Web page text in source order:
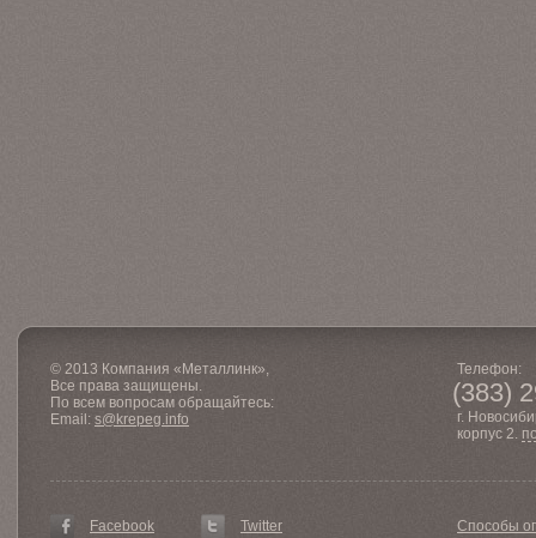
© 2013 Компания «Металлинк»,
Все права защищены.
По всем вопросам обращайтесь:
Email: s@krepeg.info
Телефон:
(383)
г.
корпус 2.
Facebook Twitter Способы